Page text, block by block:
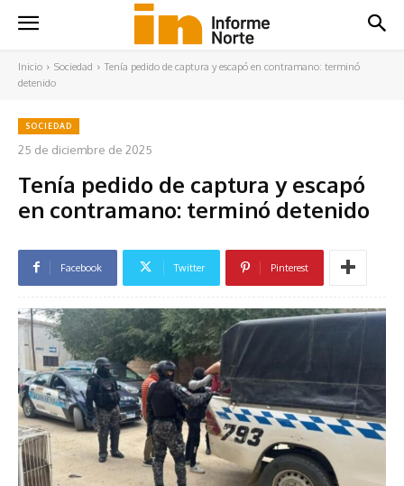
Inicio Sociedad
Tenía pedido de captura y escapó en contramano: terminó
detenido
SOCIEDAD
25 de diciembre de 2025
Tenía pedido de captura y escapó
en contramano: terminó detenido
Facebook Twitter Pinterest